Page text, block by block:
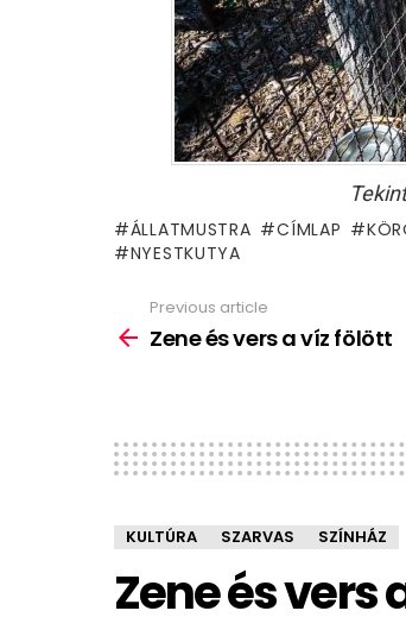
ÁLLATMUSTRA CÍMLAP
NYESTKUTYA
more
Previous article
Zene és vers a víz fölött
KULTÚRA SZARVAS SZÍNHÁZ
Zene és vers